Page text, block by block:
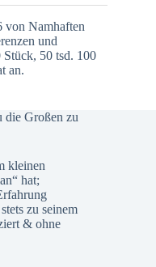
von Namhaften
und
50 tsd. 100
an.
die Großen zu
kleinen
hat;
zu seinem
& ohne